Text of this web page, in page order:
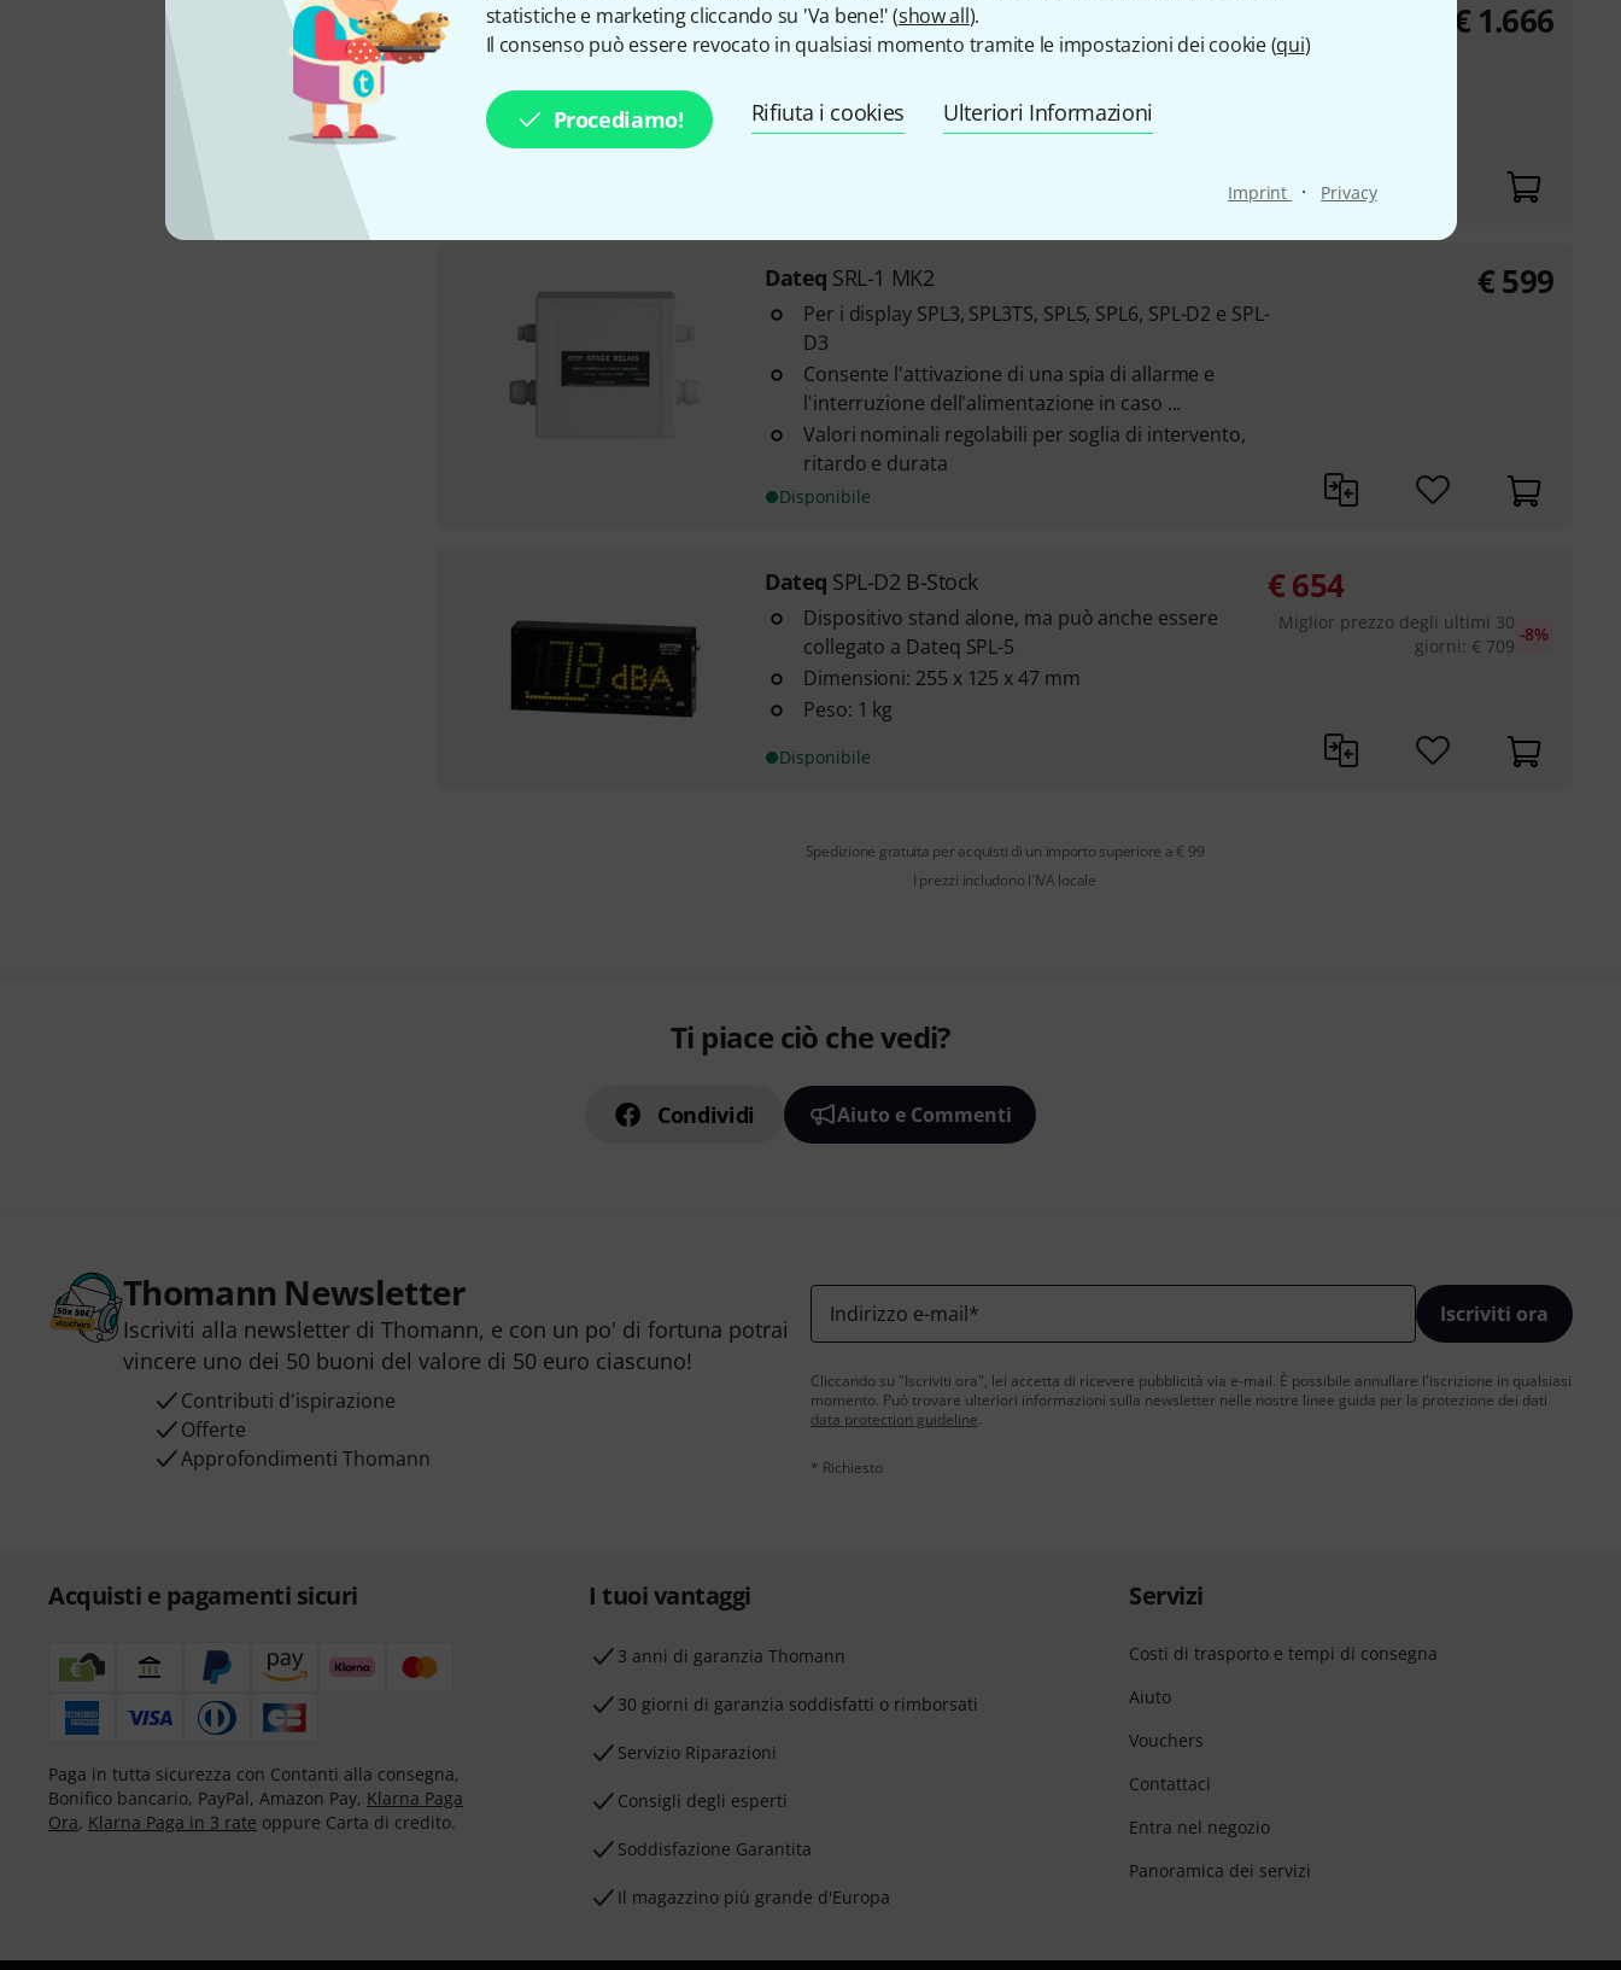
statistiche e marketing cliccando su 'Va bene!' (show all).
Il consenso può essere revocato in qualsiasi momento tramite le impostazioni dei cookie (qui)
Procediamo! Rifiuta i cookies Ulteriori Informazioni
Imprint · Privacy
Dateq SPL-5 MKII
Regolabile tramite soglia e uscita
Ingressi e uscite: XLR
€ 1.666
Dateq SRL-1 MK2
Per i display SPL3, SPL3TS, SPL5, SPL6, SPL-D2 e SPL-
D3
Consente l'attivazione di una spia di allarme e
l'interruzione dell'alimentazione in caso ...
Valori nominali regolabili per soglia di intervento,
ritardo e durata
Disponibile
€599
Dateq SPL-D2 B-Stock
Dispositivo stand alone, ma può anche essere
collegato a Dateq SPL-5
Dimensioni: 255 x 125 x 47 mm
Peso: 1 kg
Disponibile
€654
Miglior prezzo degli ultimi 30
giorni: € 709
-8%
Spedizione gratuita per acquisti di un importo superiore a € 99
I prezzi includono l'IVA locale
Ti piace ciò che vedi?
Condividi Aiuto e Commenti
Thomann Newsletter
Iscriviti alla newsletter di Thomann, e con un po' di fortuna potrai
vincere uno dei 50 buoni del valore di 50 euro ciascuno!
Contributi d'ispirazione
Offerte
Approfondimenti Thomann
Indirizzo e-mail* Iscriviti ora
Cliccando su "Iscriviti ora", lei accetta di ricevere pubblicità via e-mail. È possibile annullare l'iscrizione in qualsiasi
momento. Può trovare ulteriori informazioni sulla newsletter nelle nostre linee guida per la protezione dei dati
data protection guideline.
* Richiesto
Acquisti e pagamenti sicuri
Paga in tutta sicurezza con Contanti alla consegna,
Bonifico bancario, PayPal, Amazon Pay, Klarna Paga
Ora, Klarna Paga in 3 rate oppure Carta di credito.
I tuoi vantaggi
3 anni di garanzia Thomann
30 giorni di garanzia soddisfatti o rimborsati
Servizio Riparazioni
Consigli degli esperti
Soddisfazione Garantita
Il magazzino più grande d'Europa
Servizi
Costi di trasporto e tempi di consegna
Aiuto
Vouchers
Contattaci
Entra nel negozio
Panoramica dei servizi